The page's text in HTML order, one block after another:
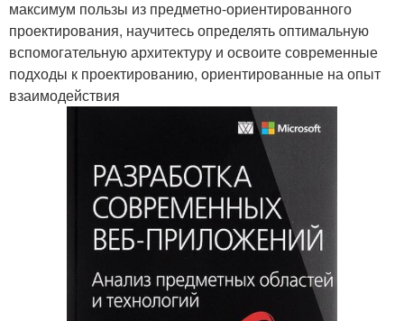
максимум пользы из предметно-ориентированного
проектирования, научитесь определять оптимальную
вспомогательную архитектуру и освоите современные
подходы к проектированию, ориентированные на опыт
взаимодействия